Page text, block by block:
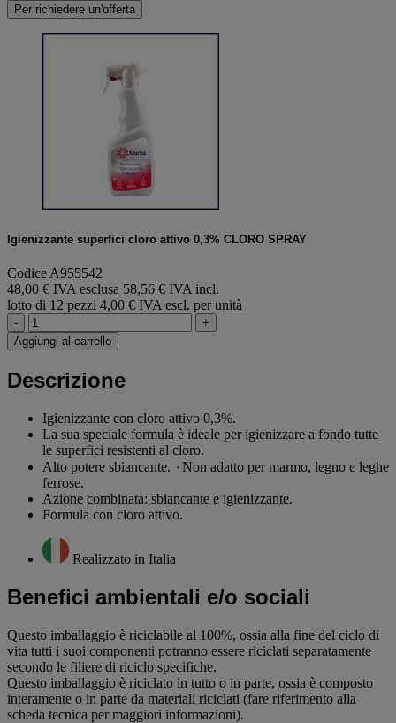
Per richiedere un'offerta
Igienizzante superfici cloro attivo 0,3% CLORO SPRAY
Codice A955542
48,00 € IVA esclusa 58,56 € IVA incl.
lotto di 12 pezzi 4,00 € IVA escl. per unità
-
+
Aggiungi al carrello
Descrizione
Igienizzante con cloro attivo 0,3%.
La sua speciale formula è ideale per igienizzare a fondo tutte
le superfici resistenti al cloro.
Alto potere sbiancante. ٠Non adatto per marmo, legno e leghe
ferrose.
Azione combinata: sbiancante e igienizzante.
Formula con cloro attivo.
Realizzato in Italia
Benefici ambientali e/o sociali
Questo imballaggio è riciclabile al 100%, ossia alla fine del ciclo di
vita tutti i suoi componenti potranno essere riciclati separatamente
secondo le filiere di riciclo specifiche.
Questo imballaggio è riciclato in tutto o in parte, ossia è composto
interamente o in parte da materiali riciclati (fare riferimento alla
scheda tecnica per maggiori informazioni).